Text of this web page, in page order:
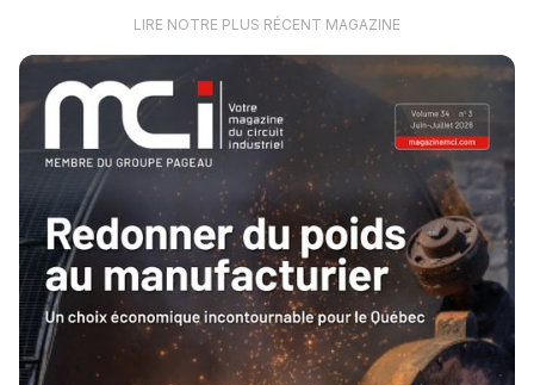
LIRE NOTRE PLUS RÉCENT MAGAZINE